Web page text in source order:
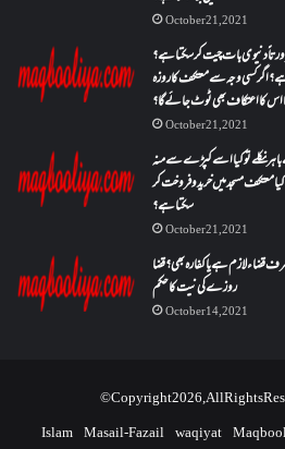
October 21, 2021
دنیوی بات چیت کر سکتا ہے؟
اگر کسی وجہ سے معتکف کا روزہ
اس کا اعتکاف بھی ٹوٹ جائے گا؟
October 21, 2021
نکلے تو کیا اسے کپڑے سے منہ
معتکف مسجد میں خرید و فروخت کر
سکتا ہے؟
October 21, 2021
لازم ہے یا کفارہ بھی؟ قضا
روزے کی نیت کا حکم
October 14, 2021
© Copyright 2026, All Rights
Islam Masail-Fazail waqiyat